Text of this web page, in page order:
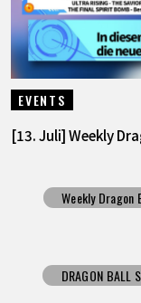
EVENTS
[13. Juli] Weekly
Weekly Dragon
DRAGON BALL